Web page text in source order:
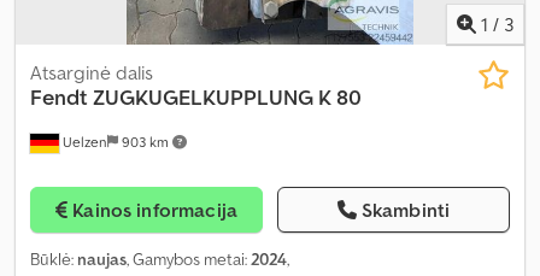
1 / 3
Uelzen 903 km
Atsarginė dalis
Fendt ZUGKUGELKUPPLUNG K 80
Kainos informacija Skambinti
Būklė: naujas, Gamybos metai:2024,